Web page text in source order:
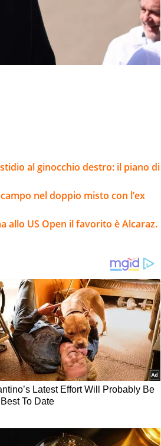
al ginocchio destro: il piano di
nel doppio misto con l’ex
allo US Open il favorito è Alcaraz.